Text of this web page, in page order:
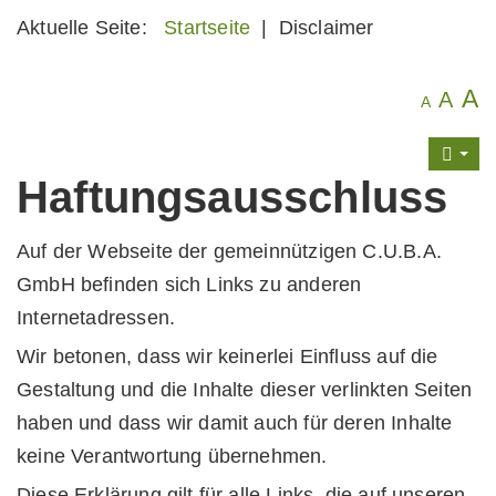
Aktuelle Seite: Startseite Disclaimer
A A A
Haftungsausschluss
Auf der Webseite der gemeinnützigen C.U.B.A.
GmbH befinden sich Links zu anderen
Internetadressen.
Wir betonen, dass wir keinerlei Einfluss auf die
Gestaltung und die Inhalte dieser verlinkten Seiten
haben und dass wir damit auch für deren Inhalte
keine Verantwortung übernehmen.